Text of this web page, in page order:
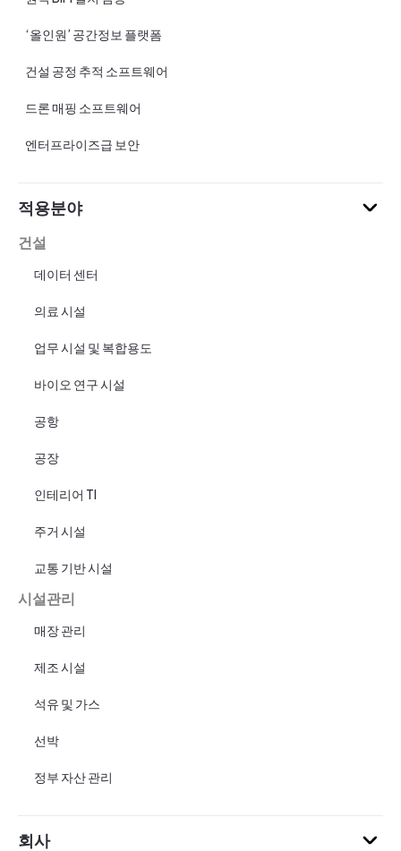
‘올인원’ 공간정보 플랫폼
건설 공정 추적 소프트웨어
드론 매핑 소프트웨어
엔터프라이즈급 보안
적용분야
건설
데이터 센터
의료 시설
업무 시설 및 복합용도
바이오 연구 시설
공항
공장
인테리어 TI
주거 시설
교통 기반 시설
시설관리
매장 관리
제조 시설
석유 및 가스
선박
정부 자산 관리
회사